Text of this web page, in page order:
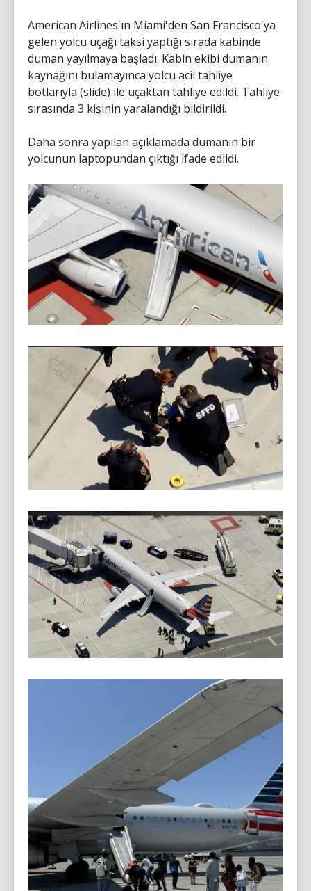
American Airlines'ın Miami'den San Francisco'ya
gelen yolcu uçağı taksi yaptığı sırada kabinde
duman yayılmaya başladı. Kabin ekibi dumanın
kaynağını bulamayınca yolcu acil tahliye
botlarıyla (slide) ile uçaktan tahliye edildi. Tahliye
sırasında 3 kişinin yaralandığı bildirildi.
Daha sonra yapılan açıklamada dumanın bir
yolcunun laptopundan çıktığı ifade edildi.